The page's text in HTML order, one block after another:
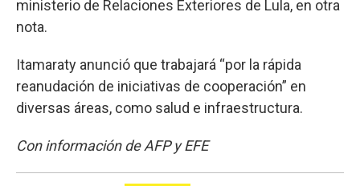
ministerio de Relaciones Exteriores de Lula, en otra
nota.
Itamaraty anunció que trabajará “por la rápida
reanudación de iniciativas de cooperación” en
diversas áreas, como salud e infraestructura.
Con información de AFP y EFE